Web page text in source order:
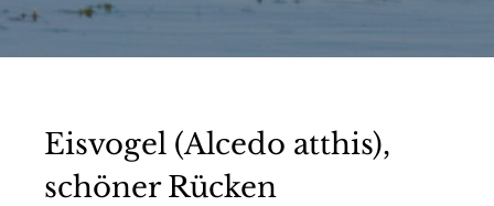
Eisvogel (Alcedo atthis),
schöner Rücken